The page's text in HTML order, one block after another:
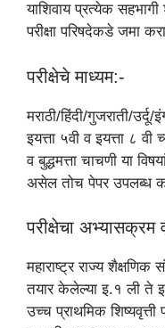
याशिवाय प्रत्येक
परीक्षा परिषदेकडे जमा
परीक्षेचे माध्यम:-
मराठी/हिंदी/गुजराती/
इयत्ता ५वी व इयत्ता ८ वी
व बुद्धमत्ता चाचणी या
असेल तोच पेपर उपलब्ध
परीक्षेचा अभ्यासक्रम
महाराष्ट्र राज्य शैक्षणिक
तयार केलेल्या इ.१ ली ते
उच्च प्राथमिक शिष्यवृत्ती